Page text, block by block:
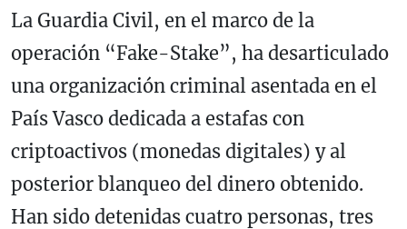
La Guardia Civil, en el marco de la
operación “Fake-Stake”, ha desarticulado
una organización criminal asentada en el
País Vasco dedicada a estafas con
criptoactivos (monedas digitales) y al
posterior blanqueo del dinero obtenido.
Han sido detenidas cuatro personas, tres